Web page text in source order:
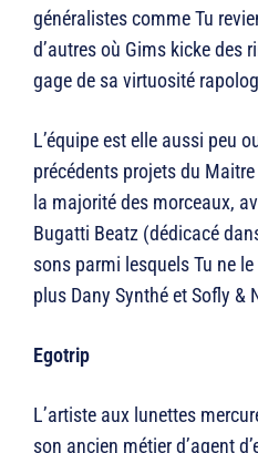
généralistes comme Tu
d’autres où Gims kicke des
gage de sa virtuosité
L’équipe est elle aussi peu
précédents projets du
la majorité des morceaux,
Bugatti Beatz (dédicacé
sons parmi lesquels Tu ne
plus Dany Synthé et Sofly &
Egotrip
L’artiste aux lunettes
son ancien métier d’agent